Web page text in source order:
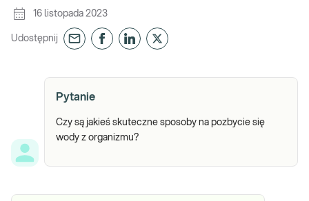
16 listopada 2023
Udostępnij
Pytanie
Czy są jakieś skuteczne sposoby na pozbycie się
wody z organizmu?